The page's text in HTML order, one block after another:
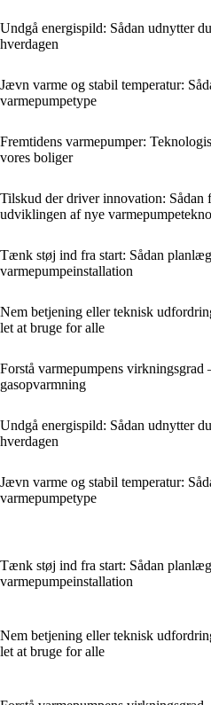
Undgå energispild: Sådan udnytter
hverdagen
Jævn varme og stabil temperatur:
varmepumpetype
Fremtidens varmepumper:
vores boliger
Tilskud der driver innovation: Sådan
udviklingen af nye
Tænk støj ind fra start: Sådan
varmepumpeinstallation
Nem betjening eller teknisk
let at bruge for alle
Forstå varmepumpens virkningsgrad
gasopvarmning
Undgå energispild: Sådan udnytter
hverdagen
Jævn varme og stabil temperatur:
varmepumpetype
Tænk støj ind fra start: Sådan
varmepumpeinstallation
Nem betjening eller teknisk
let at bruge for alle